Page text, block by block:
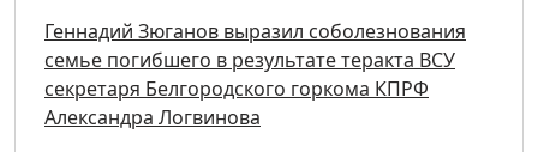
Геннадий Зюганов выразил соболезнования
семье погибшего в результате теракта ВСУ
секретаря Белгородского горкома КПРФ
Александра Логвинова